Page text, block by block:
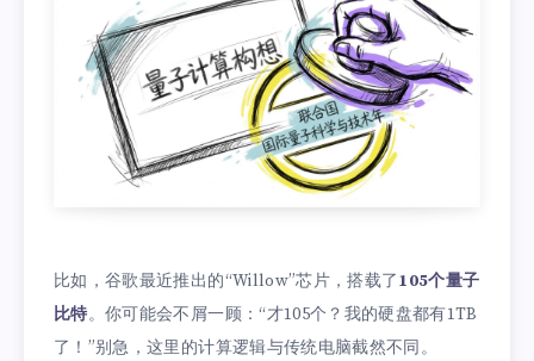
比如，谷歌最近推出的“Willow”芯片，搭载了105个量子
比特。你可能会不屑一顾：“才105个？我的硬盘都有1TB
了！”别急，这里的计算逻辑与传统电脑截然不同。